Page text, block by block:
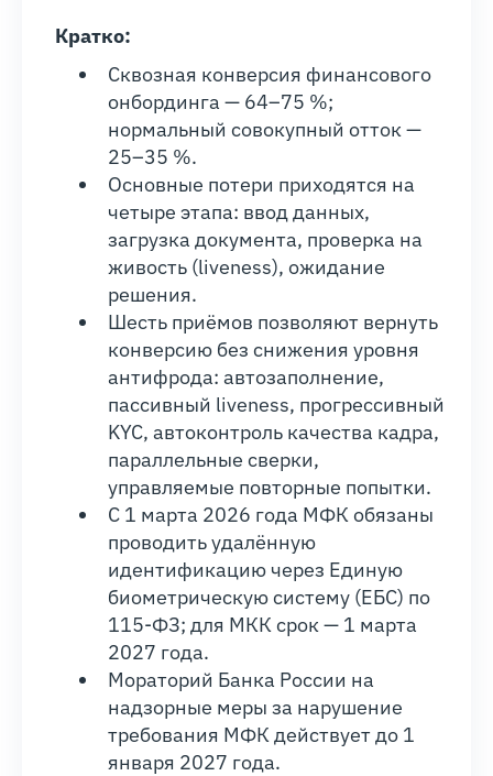
Кратко:
Сквозная конверсия финансового
онбординга — 64–75 %;
нормальный совокупный отток —
25–35 %.
Основные потери приходятся на
четыре этапа: ввод данных,
загрузка документа, проверка на
живость (liveness), ожидание
решения.
Шесть приёмов позволяют вернуть
конверсию без снижения уровня
антифрода: автозаполнение,
пассивный liveness, прогрессивный
KYC, автоконтроль качества кадра,
параллельные сверки,
управляемые повторные попытки.
С 1 марта 2026 года МФК обязаны
проводить удалённую
идентификацию через Единую
биометрическую систему (ЕБС) по
115-ФЗ; для МКК срок — 1 марта
2027 года.
Мораторий Банка России на
надзорные меры за нарушение
требования МФК действует до 1
января 2027 года.